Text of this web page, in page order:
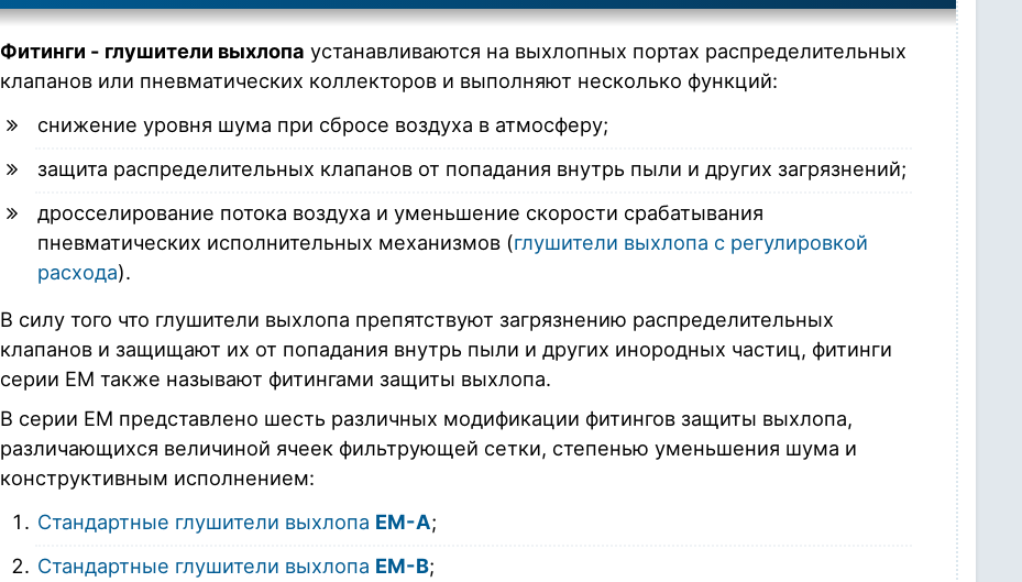
Фитинги - глушители выхлопа устанавливаются на выхлопных портах распределительных
клапанов или пневматических коллекторов и выполняют несколько функций:
снижение уровня шума при сбросе воздуха в атмосферу;
защита распределительных клапанов от попадания внутрь пыли и других загрязнений;
дросселирование потока воздуха и уменьшение скорости срабатывания
пневматических исполнительных механизмов (глушители выхлопа с регулировкой
расхода).
В силу того что глушители выхлопа препятствуют загрязнению распределительных
клапанов и защищают их от попадания внутрь пыли и других инородных частиц, фитинги
серии EM также называют фитингами защиты выхлопа.
В серии EM представлено шесть различных модификации фитингов защиты выхлопа,
различающихся величиной ячеек фильтрующей сетки, степенью уменьшения шума и
конструктивным исполнением:
Стандартные глушители выхлопа EM-A;
Стандартные глушители выхлопа EM-B;